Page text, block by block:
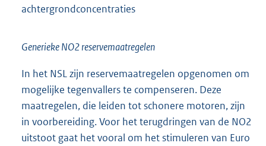
achtergrondconcentraties
Generieke NO2 reservemaatregelen
In het NSL zijn reservemaatregelen opgenomen om
mogelijke tegenvallers te compenseren. Deze
maatregelen, die leiden tot schonere motoren, zijn
in voorbereiding. Voor het terugdringen van de NO2
uitstoot gaat het vooral om het stimuleren van Euro